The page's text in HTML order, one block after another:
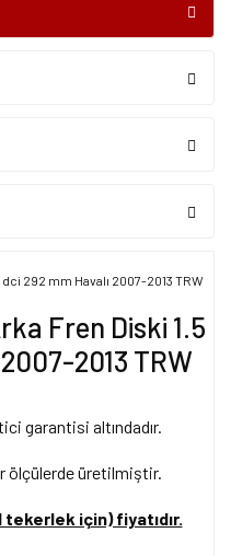
Fren Diski 1.5
2013 TRW
garantisi altındadır.
ölçülerde üretilmiştir.
tekerlek için) fiyatıdır.